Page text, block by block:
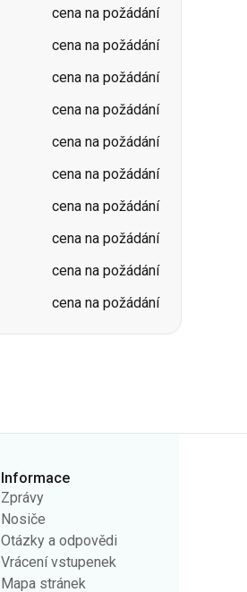
cena na požádání
cena na požádání
cena na požádání
cena na požádání
cena na požádání
cena na požádání
cena na požádání
cena na požádání
cena na požádání
cena na požádání
Informace
Zprávy
Nosiče
Otázky a odpovědi
Vrácení vstupenek
Mapa stránek